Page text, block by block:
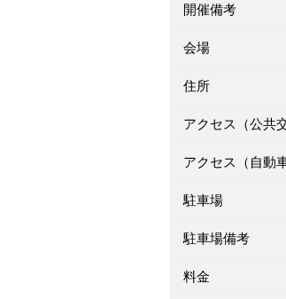
開催備考
会場
住所
アクセス（公共
アクセス（自動車
駐車場
駐車場備考
料金